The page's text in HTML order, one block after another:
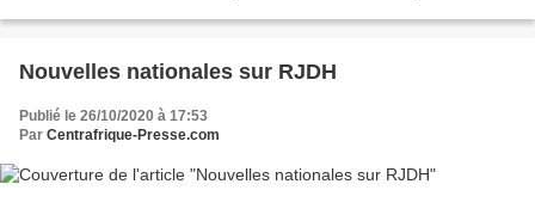
Ministres du Palais...
Nouvelles nationales sur RJDH
Publié le 26/10/2020 à 17:53
Par Centrafrique-Presse.com